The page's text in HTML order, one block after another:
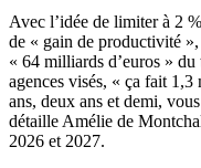
Avec l’idée de limiter à 2
de « gain de productivité
« 64 milliards d’euros » du
agences visés, « ça fait
ans, deux ans et demi,
détaille Amélie de
2026 et 2027.